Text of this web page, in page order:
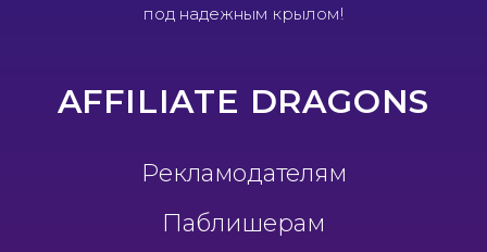
под надежным крылом!
AFFILIATE DRAGONS
Рекламодателям
Паблишерам